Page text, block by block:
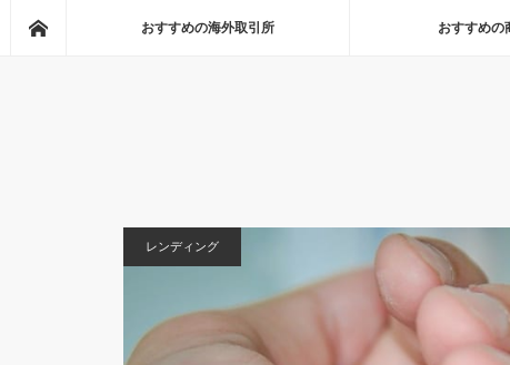
おすすめの海外取引所 おすすめの
レンディング 2020/3/18 BTC市況 アビガン有効
レンディング